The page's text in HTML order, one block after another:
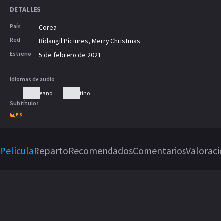
DETALLES
País Corea
Red Bidangil Pictures, Merry Christmas
Estreno 5 de febrero de 2021
Idiomas de audio
Coreano
Latino
Subtítulos
ES
PelículaRepartoRecomendadosComentarios